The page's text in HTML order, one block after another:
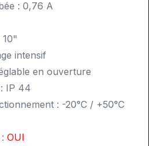
: 0,76 A
intensif
en ouverture
IP 44
: -20°C / +50°C
OUI